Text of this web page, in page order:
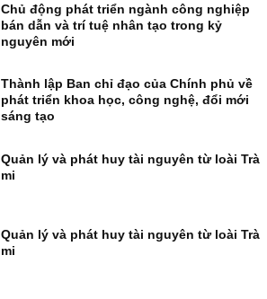
Chủ động phát triển ngành công nghiệp
bán dẫn và trí tuệ nhân tạo trong kỷ
nguyên mới
Thành lập Ban chỉ đạo của Chính phủ về
phát triển khoa học, công nghệ, đổi mới
sáng tạo
Quản lý và phát huy tài nguyên từ loài Trà
mi
Quản lý và phát huy tài nguyên từ loài Trà
mi